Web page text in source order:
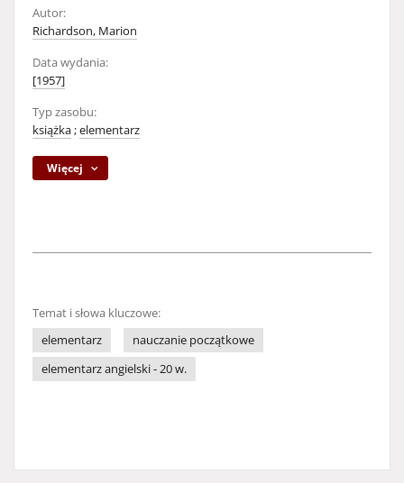
Autor:
Richardson, Marion
Data wydania:
[1957]
Typ zasobu:
książka;elementarz
Więcej
Temat i słowa kluczowe:
elementarz
nauczanie początkowe
elementarz angielski - 20 w.